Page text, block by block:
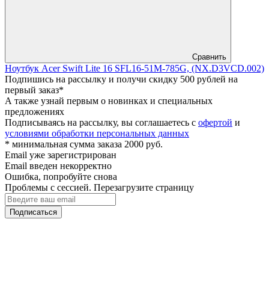
Сравнить
Ноутбук Acer Swift Lite 16 SFL16-51M-785G, (NX.D3VCD.002)
Подпишись на рассылку и получи скидку 500 рублей на
первый заказ*
А также узнай первым о новинках и специальных
предложениях
Подписываясь на рассылку, вы соглашаетесь с офертой и
условиями обработки персональных данных
* минимальная сумма заказа 2000 руб.
Email уже зарегистрирован
Email введен некорректно
Ошибка, попробуйте снова
Проблемы с сессией. Перезагрузите страницу
Подписаться